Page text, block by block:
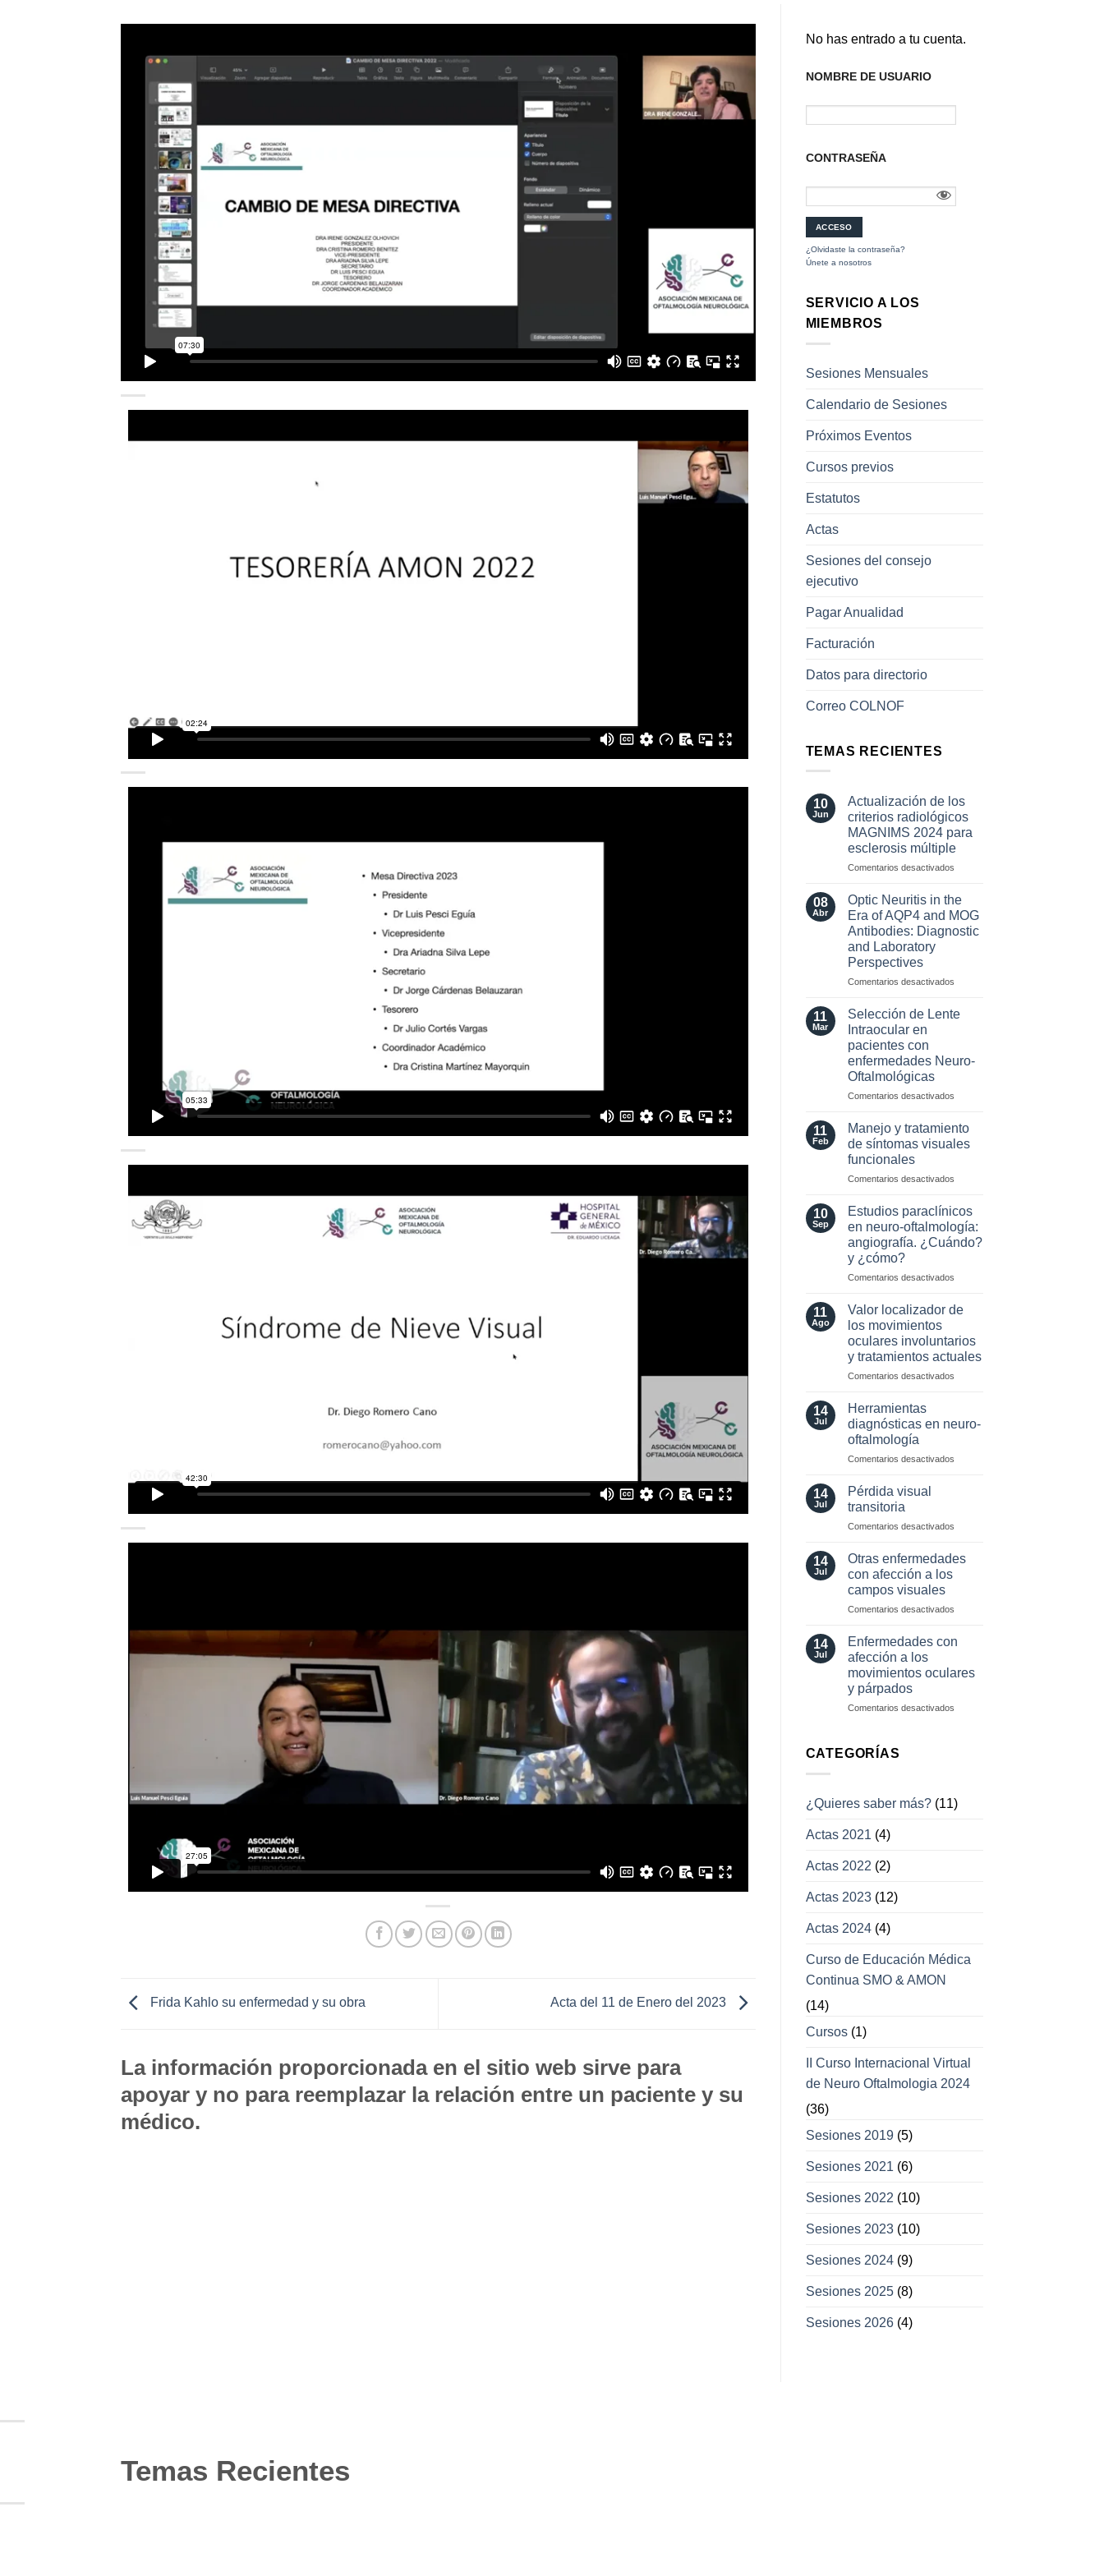
Frida Kahlo su enfermedad y su obra Acta del 11 de Enero del 2023
La información proporcionada en el sitio web sirve para
apoyar y no para reemplazar la relación entre un paciente y su
médico.
No has entrado a tu cuenta.
NOMBRE DE USUARIO
CONTRASEÑA
¿Olvidaste la contraseña?
Únete a nosotros
SERVICIO A LOS
MIEMBROS
Sesiones Mensuales
Calendario de Sesiones
Próximos Eventos
Cursos previos
Estatutos
Actas
Sesiones del consejo
ejecutivo
Pagar Anualidad
Facturación
Datos para directorio
Correo COLNOF
TEMAS RECIENTES
10
Jun
Actualización de los
criterios radiológicos
MAGNIMS 2024 para
esclerosis múltiple
Comentarios desactivadosen
los
criterios
radiológicos
para
08
Abr
Optic Neuritis in the
Era of AQP4 and MOG
Antibodies: Diagnostic
and Laboratory
Perspectives
Comentarios desactivadosen
of
and
Diagnostic
and
Perspectives
11
Mar
Selección de Lente
Intraocular en
pacientes con
enfermedades Neuro-
Oftalmológicas
Comentarios desactivadosen
de
Lente
Intraocular
pacientes
enfermedades
Neuro-
Oftalmológicas
11
Feb
Manejo y tratamiento
de síntomas visuales
funcionales
Comentarios desactivadosen
tratamiento
de
síntomas
funcionales
10
Sep
Estudios paraclínicos
en neuro-oftalmología:
angiografía. ¿Cuándo?
y ¿cómo?
Comentarios desactivadosen
paraclínicos
oftalmología:
angiografía.
¿Cuándo?
11
Ago
Valor localizador de
los movimientos
oculares involuntarios
y tratamientos actuales
Comentarios desactivadosen
los
oculares
14
Jul
Herramientas
diagnósticas en neuro-
oftalmología
Comentarios desactivadosen
oftalmología
14
Jul
Pérdida visual
transitoria
Comentarios desactivadosen
14
Jul
Otras enfermedades
con afección a los
campos visuales
Comentarios desactivadosen
a
campos
14
Jul
Enfermedades con
afección a los
movimientos oculares
y párpados
Comentarios desactivadosen
oculares
CATEGORÍAS
¿Quieres saber más?(11)
Actas 2021 (4)
Actas 2022 (2)
Actas 2023(12)
Actas 2024(4)
Curso de Educación Médica
Continua SMO & AMON
(14)
Cursos(1)
II Curso Internacional Virtual
de Neuro Oftalmologia 2024
(36)
Sesiones 2019(5)
Sesiones 2021 (6)
Sesiones 2022 (10)
Sesiones 2023(10)
Sesiones 2024(9)
Sesiones 2025(8)
Sesiones 2026(4)
Temas Recientes